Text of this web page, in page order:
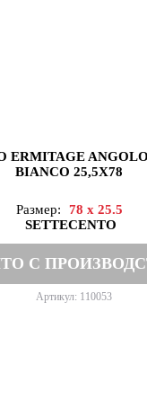
ERMITAGE
BIANCO 25,5X78
Размер:
78 x 25.5
SETTECENTO
С
Артикул: 110053